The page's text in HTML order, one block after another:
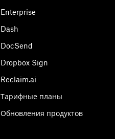
Enterprise
Dash
DocSend
Dropbox Sign
Reclaim.ai
Тарифные планы
Обновления продуктов